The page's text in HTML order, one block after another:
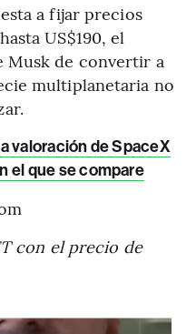
a fijar precios
US$190, el
Musk de convertir a
multiplanetaria no
valoración de SpaceX
el que se compare
con el precio de